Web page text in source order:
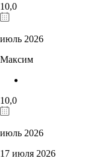
10,0
июль 2026
Максим
10,0
июль 2026
17 июля 2026